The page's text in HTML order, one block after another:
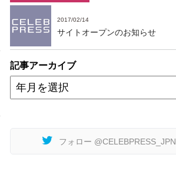
2017/02/14
サイトオープンのお知らせ
記事アーカイブ
フォロー @CELEBPRESS_JPN